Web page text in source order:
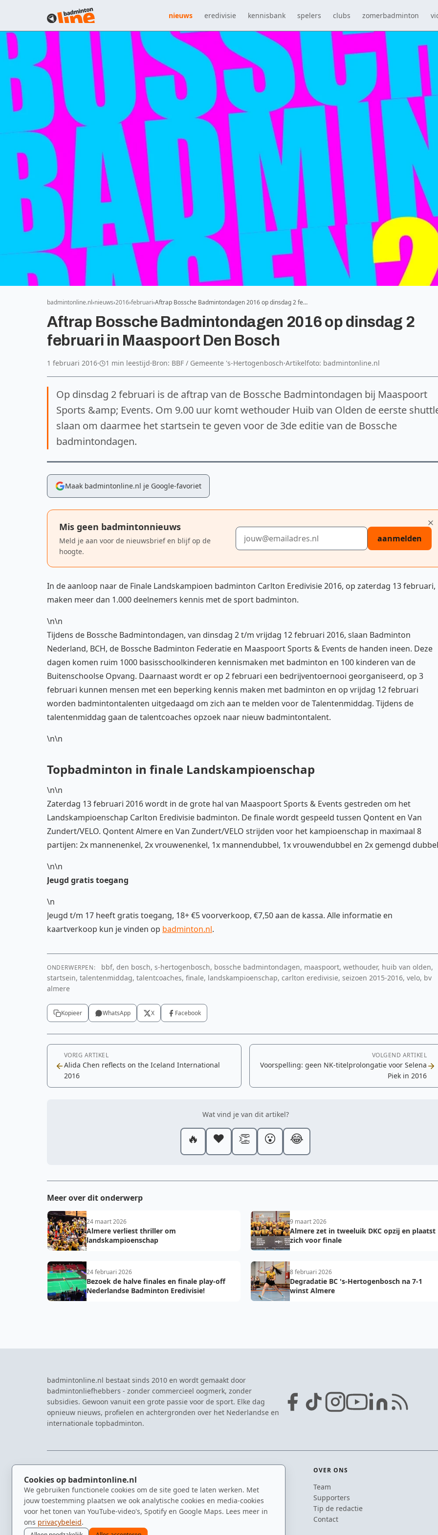
Cookies op badmintonline.nl
We gebruiken functionele cookies om de site goed te laten werken. Met
jouw toestemming plaatsen we ook analytische cookies en media-cookies
voor het tonen van YouTube-video's, Spotify en Google Maps. Lees meer in
ons privacybeleid.
nieuws eredivisie kennisbank spelers clubs zomerbadminton
badmintonline.nl nieuws 2016 februari Aftrap Bossche Badmintondagen 2016 op dinsdag 2 fe…
Aftrap Bossche Badmintondagen 2016 op dinsdag 2
februari in Maaspoort Den Bosch
1 februari 2016· 1 min leestijd·Bron: BBF / Gemeente 's-Hertogenbosch·Artikelfoto: badmintonline.nl
Op dinsdag 2 februari is de aftrap van de Bossche Badmintondagen bij Maaspoort
Sports &amp; Events. Om 9.00 uur komt wethouder Huib van Olden de eerste
slaan om daarmee het startsein te geven voor de 3de editie van de Bossche
badmintondagen.
Maak badmintonline.nl je Google-favoriet
Mis geen badmintonnieuws
Meld je aan voor de nieuwsbrief en blijf op de
hoogte.
E-mailadres
aanmelden
In de aanloop naar de Finale Landskampioen badminton Carlton Eredivisie 2016, op zaterdag 13 februari,
maken meer dan 1.000 deelnemers kennis met de sport badminton.
\n\n
Tijdens de Bossche Badmintondagen, van dinsdag 2 t/m vrijdag 12 februari 2016, slaan Badminton
Nederland, BCH, de Bossche Badminton Federatie en Maaspoort Sports & Events de handen ineen. Deze
dagen komen ruim 1000 basisschoolkinderen kennismaken met badminton en 100 kinderen van de
Buitenschoolse Opvang. Daarnaast wordt er op 2 februari een bedrijventoernooi georganiseerd, op 3
februari kunnen mensen met een beperking kennis maken met badminton en op vrijdag 12 februari
worden badmintontalenten uitgedaagd om zich aan te melden voor de Talentenmiddag. Tijdens de
talentenmiddag gaan de talentcoaches opzoek naar nieuw badmintontalent.
\n\n
Topbadminton in finale Landskampioenschap
\n\n
Zaterdag 13 februari 2016 wordt in de grote hal van Maaspoort Sports & Events gestreden om het
Landskampioenschap Carlton Eredivisie badminton. De finale wordt gespeeld tussen Qontent en Van
Zundert/VELO. Qontent Almere en Van Zundert/VELO strijden voor het kampioenschap in maximaal 8
partijen: 2x mannenenkel, 2x vrouwenenkel, 1x mannendubbel, 1x vrouwendubbel en 2x gemengd
\n\n
Jeugd gratis toegang
\n
Jeugd t/m 17 heeft gratis toegang, 18+ €5 voorverkoop, €7,50 aan de kassa. Alle informatie en
kaartverkoop kun je vinden op badminton.nl.
ONDERWERPEN:
bbf, den bosch, s-hertogenbosch, bossche badmintondagen, maaspoort, wethouder, huib van olden,
startsein, talentenmiddag, talentcoaches, finale, landskampioenschap, carlton eredivisie, seizoen 2015-2016, velo, bv
almere
Kopieer WhatsApp X Facebook
VORIG ARTIKEL
Alida Chen reflects on the Iceland International
2016
VOLGEND ARTIKEL
Voorspelling: geen NK-titelprolongatie voor Selena
Piek in 2016
Wat vind je van dit artikel?
🔥 ❤️ 👏 😮 😂
Meer over dit onderwerp
24 maart 2026
Almere verliest thriller om
landskampioenschap
9 maart 2026
Almere zet in tweeluik DKC opzij en plaatst
zich voor finale
24 februari 2026
Bezoek de halve finales en finale play-off
Nederlandse Badminton Eredivisie!
8 februari 2026
Degradatie BC 's-Hertogenbosch na 7-1
winst Almere
badmintonline.nl bestaat sinds 2010 en wordt gemaakt door
badmintonliefhebbers - zonder commercieel oogmerk, zonder
subsidies. Gewoon vanuit een grote passie voor de sport. Elke dag
opnieuw nieuws, profielen en achtergronden over het Nederlandse en
internationale topbadminton.
Nieuws
Kennisbank
Spelers
Clubs
Video's
Eredivisie
NK Badminton
Dutch Open
Zomerbadminton
OVER ONS
Team
Supporters
Tip de redactie
Contact